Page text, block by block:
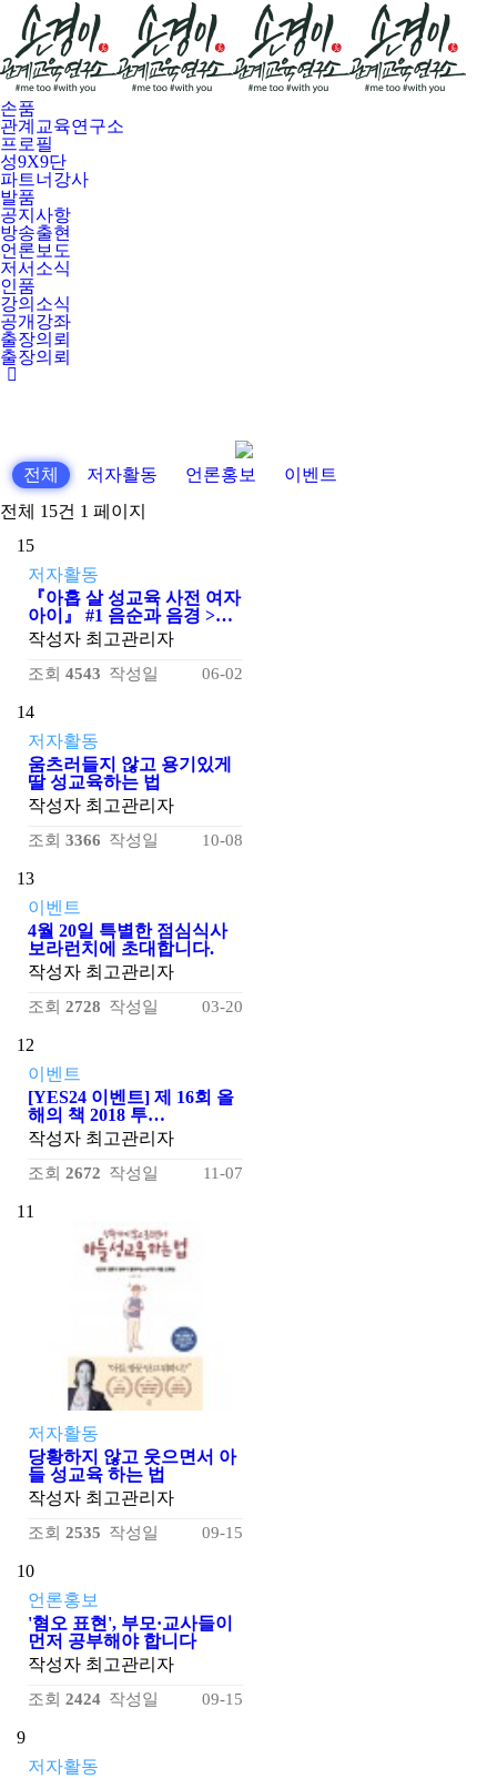
손품
관계교육연구소
프로필
성9X9단
파트너강사
발품
공지사항
방송출현
언론보도
저서소식
인품
강의소식
공개강좌
출장의뢰
출장의뢰
전체 저자활동 언론홍보
이벤트
전체 15건 1 페이지
15
저자활동
『아홉 살 성교육 사전 여자
아이』 #1 음순과 음경 >…
작성자 최고관리자
조회 4543 작성일 06-02
14
저자활동
움츠러들지 않고 용기있게
딸 성교육하는 법
작성자 최고관리자
조회 3366 작성일 10-08
13
이벤트
4월 20일 특별한 점심식사
보라런치에 초대합니다.
작성자 최고관리자
조회 2728 작성일 03-20
12
이벤트
[YES24 이벤트] 제 16회 올
해의 책 2018 투…
작성자 최고관리자
조회 2672 작성일 11-07
11
저자활동
당황하지 않고 웃으면서 아
들 성교육 하는 법
작성자 최고관리자
조회 2535 작성일 09-15
10
언론홍보
'혐오 표현', 부모·교사들이
먼저 공부해야 합니다
작성자 최고관리자
조회 2424 작성일 09-15
9
저자활동